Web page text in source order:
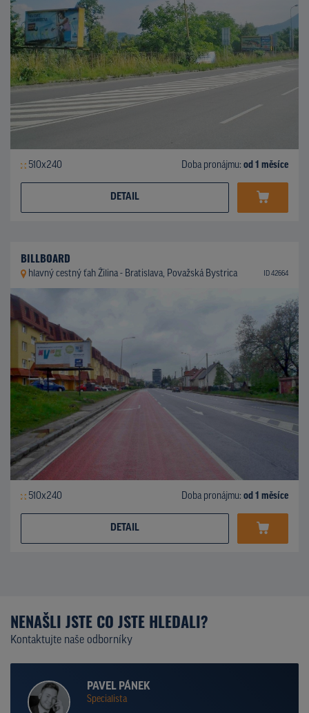
510x240 Doba pronájmu: od 1 měsíce
DETAIL
BILLBOARD
hlavný cestný ťah Žilina - Bratislava, Považská Bystrica ID 42664
510x240 Doba pronájmu: od 1 měsíce
DETAIL
NENAŠLI JSTE CO JSTE HLEDALI?
Kontaktujte naše odborníky
PAVEL PÁNEK
Specialista